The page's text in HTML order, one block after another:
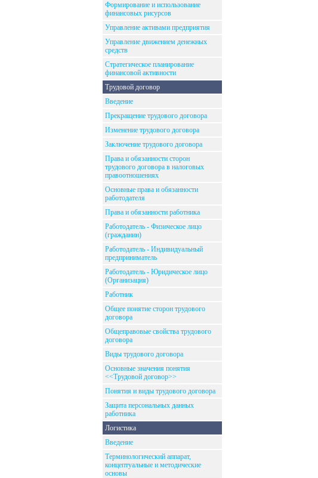
Формирование и использование
финансовых рисурсов
Управление активами предприятия
Управление движением денежных
средств
Стратегическое планирование
финансовой активности
Трудовой договор
Введение
Прекращение трудового договора
Изменение трудового договора
Заключение трудового договора
Права и обязанности сторон
трудового договора в налоговых
правоотношениях
Основные права и обязанности
работодателя
Права и обязанности работника
Работодатель - Физическое лицо
(гражданин)
Работодатель - Индивидуальный
предприниматель
Работодатель - Юридическое лицо
(Организация)
Работник
Общее понятие сторон трудового
договора
Общеправовые свойства трудового
договора
Виды трудового договора
Основные значения понятия
<<Трудовой договор>>
Понятия и виды трудового договора
Защита персональных данных
работника
Логистика
Введение
Терминологический аппарат,
концептуальные и методические
основы